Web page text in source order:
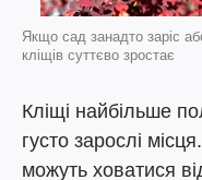
Якщо сад занадто заріс
кліщів суттєво зростає
Кліщі найбільше
густо зарослі
можуть ховатися